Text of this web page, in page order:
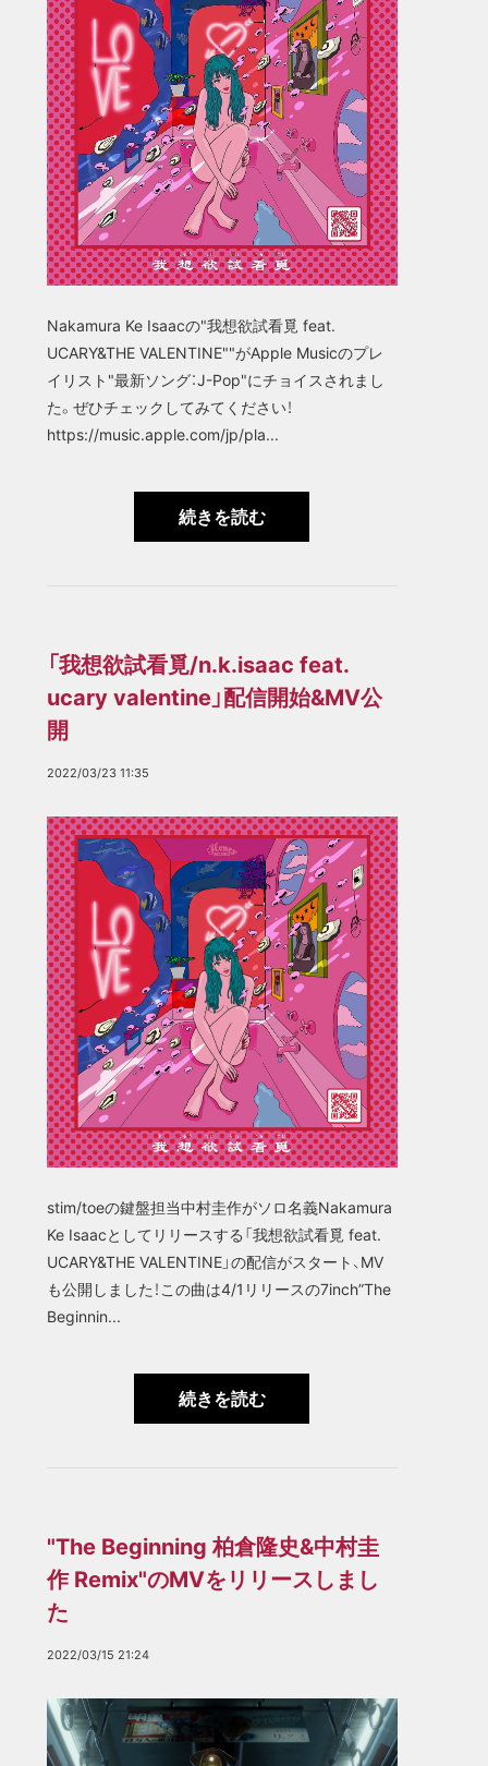
Nakamura Ke Isaacの"我想欲試看覓 feat.
UCARY&THE VALENTINE""がApple Musicのプレ
イリスト"最新ソング：J-Pop"にチョイスされまし
た。ぜひチェックしてみてください！
https://music.apple.com/jp/pla...
続きを読む
「我想欲試看覓/n.k.isaac feat.
ucary valentine」配信開始&MV公
開
2022/03/23 11:35
stim/toeの鍵盤担当中村圭作がソロ名義Nakamura
Ke Isaacとしてリリースする「我想欲試看覓 feat.
UCARY&THE VALENTINE」の配信がスタート、MV
も公開しました！この曲は4/1リリースの7inch”The
Beginnin...
続きを読む
"The Beginning 柏倉隆史&中村圭
作 Remix"のMVをリリースしまし
た
2022/03/15 21:24